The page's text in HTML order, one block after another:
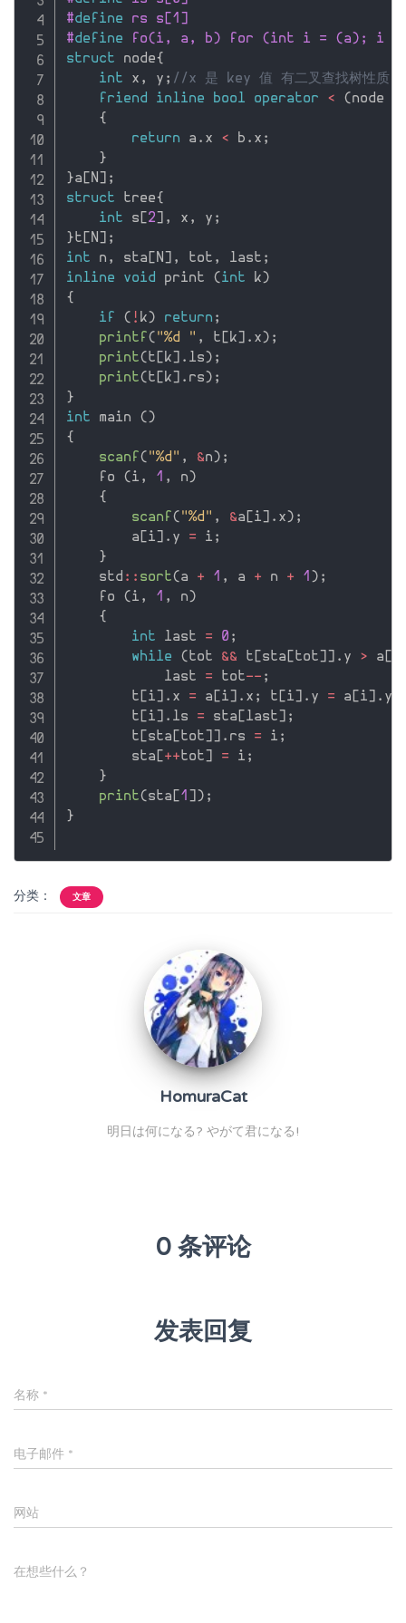
#define rs s[1]
#define fo(i, a, b) for (int i = (a); i
struct node{
int x , y ; //x 是 key 值 有二叉查找树性质
friend
inline bool operator < ( node a
{
return a . x < b . x ;
}
}a N
;
struct tree{
int s 2 , x , y ;
}t N
;
int n , sta N , tot , last ;
inline
void print ( int k )
{
if
( ! k ) return ;
printf ( "%d " , t k . x ) ;
print( t k . ls ) ;
print( t k . rs ) ;
}
int main ( )
{
scanf ( "%d" , &n ) ;
    fo
( i , 1 , n )
{
scanf ( "%d" , &a i . x ) ;
        a
i . y = i ;
}
    std
:: sort( a + 1 , a + n + 1 ) ;
    fo
( i , 1 , n )
{
int last = 0 ;
while
( tot && t sta tot . y > a
            last
= tot-- ;
        t
i . x = a i . x ; t i . y = a i . y
        t
i . ls = sta last
;
        t
sta tot . rs = i ;
        sta
++tot = i ;
}
print( sta 1 ) ;
}
分类： 文章
HomuraCat
明日は何になる? やがて君になる!
0 条评论
发表回复
名称 *
电子邮件 *
网站
在想些什么？